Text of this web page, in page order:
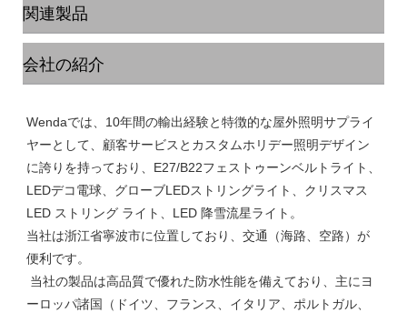
関連製品
会社の紹介
Wendaでは、10年間の輸出経験と特徴的な屋外照明サプライ
ヤーとして、顧客サービスとカスタムホリデー照明デザイン
に誇りを持っており、E27/B22フェストゥーンベルトライト、
LEDデコ電球、グローブLEDストリングライト、クリスマス
LED ストリング ライト、LED 降雪流星ライト。
当社は浙江省寧波市に位置しており、交通（海路、空路）が
便利です。
ーロッパ諸国（ドイツ、フランス、イタリア、ポルトガル、